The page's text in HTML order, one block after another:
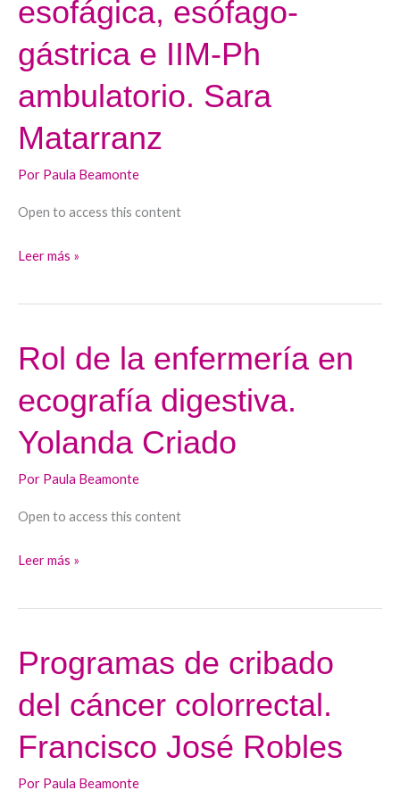
esofágica, esófago-
gástrica e IIM-Ph
ambulatorio. Sara
Matarranz
Por Paula Beamonte
Open to access this content
y
pHmetría
esofágica,
esófago-
gástrica
e
Ph
ambulatorio.
Matarranz
Leer más »
Rol de la enfermería en
ecografía digestiva.
Yolanda Criado
Por Paula Beamonte
Open to access this content
Rol
de
la
enfermería
en
Yolanda
Leer más »
Programas de cribado
del cáncer colorrectal.
Francisco José Robles
Por Paula Beamonte
Programas
de
cribado
cáncer